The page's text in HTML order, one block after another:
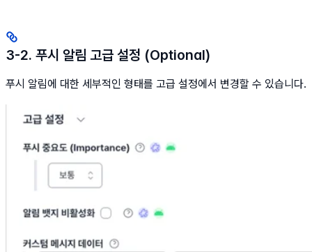
3-2. 푸시 알림 고급 설정 (Optional)
푸시 알림에 대한 세부적인 형태를 고급 설정에서 변경할 수 있습니다.